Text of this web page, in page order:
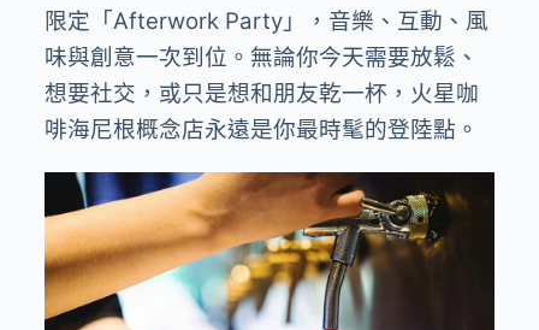
限定「Afterwork Party」，音樂、互動、風
味與創意一次到位。無論你今天需要放鬆、
想要社交，或只是想和朋友乾一杯，火星咖
啡海尼根概念店永遠是你最時髦的登陸點。